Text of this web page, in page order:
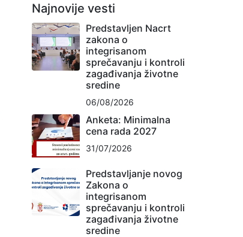
Najnovije vesti
Predstavljen Nacrt
zakona o
integrisanom
sprečavanju i kontroli
zagađivanja životne
sredine
06/08/2026
Anketa: Minimalna
cena rada 2027
31/07/2026
Predstavljanje novog
Zakona o
integrisanom
sprečavanju i kontroli
zagađivanja životne
sredine